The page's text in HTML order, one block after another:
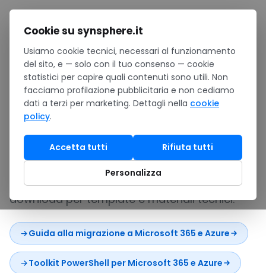
Salta al contenuto
Home / Risorse
Risorse
puntuali fra prodotti Microsoft e alternative,
notizie e analisi sui temi rilevanti per le PMI
italiane, studi originali di mercato e area
download per template e materiali tecnici.
Guida alla migrazione a Microsoft 365 e Azure
Toolkit PowerShell per Microsoft 365 e Azure
Cookie su synsphere.it
Usiamo cookie tecnici, necessari al funzionamento
del sito, e — solo con il tuo consenso — cookie
statistici per capire quali contenuti sono utili. Non
facciamo profilazione pubblicitaria e non cediamo
dati a terzi per marketing. Dettagli nella cookie
policy.
Accetta tutti Rifiuta tutti
Personalizza